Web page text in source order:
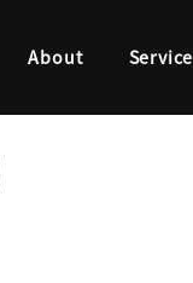
About Service